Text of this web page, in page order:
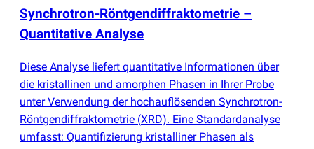
Synchrotron-Röntgendiffraktometrie –
Quantitative Analyse
Diese Analyse liefert quantitative Informationen über
die kristallinen und amorphen Phasen in Ihrer Probe
unter Verwendung der hochauflösenden Synchrotron-
Röntgendiffraktometrie (XRD). Eine Standardanalyse
umfasst: Quantifizierung kristalliner Phasen als